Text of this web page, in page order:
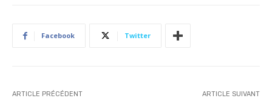
Facebook Twitter
ARTICLE PRÉCÉDENT ARTICLE SUIVANT